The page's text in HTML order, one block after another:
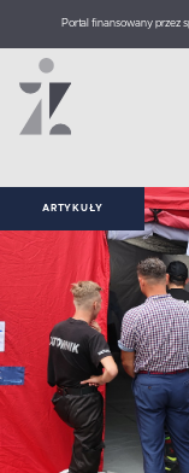
Portal finansowany przez
ARTYKUŁY